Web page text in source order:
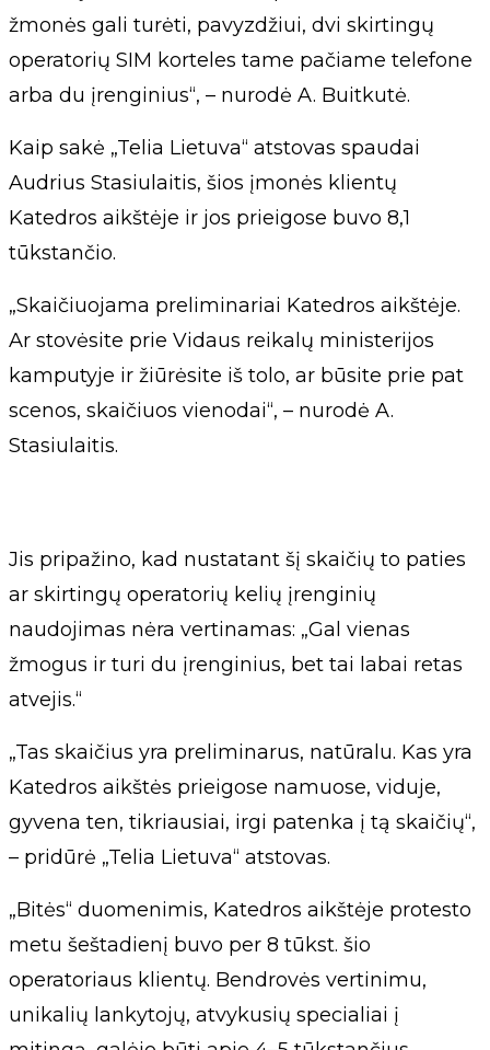
žmonės gali turėti, pavyzdžiui, dvi skirtingų
operatorių SIM korteles tame pačiame telefone
arba du įrenginius“, – nurodė A. Buitkutė.
Kaip sakė „Telia Lietuva“ atstovas spaudai
Audrius Stasiulaitis, šios įmonės klientų
Katedros aikštėje ir jos prieigose buvo 8,1
tūkstančio.
„Skaičiuojama preliminariai Katedros aikštėje.
Ar stovėsite prie Vidaus reikalų ministerijos
kamputyje ir žiūrėsite iš tolo, ar būsite prie pat
scenos, skaičiuos vienodai“, – nurodė A.
Stasiulaitis.
Jis pripažino, kad nustatant šį skaičių to paties
ar skirtingų operatorių kelių įrenginių
naudojimas nėra vertinamas: „Gal vienas
žmogus ir turi du įrenginius, bet tai labai retas
atvejis.“
„Tas skaičius yra preliminarus, natūralu. Kas yra
Katedros aikštės prieigose namuose, viduje,
gyvena ten, tikriausiai, irgi patenka į tą skaičių“,
– pridūrė „Telia Lietuva“ atstovas.
„Bitės“ duomenimis, Katedros aikštėje protesto
metu šeštadienį buvo per 8 tūkst. šio
operatoriaus klientų. Bendrovės vertinimu,
unikalių lankytojų, atvykusių specialiai į